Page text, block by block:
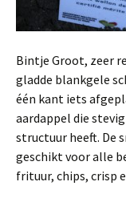
Bintje Groot, zeer
gladde blankgele
één kant iets
aardappel die
structuur heeft. De
geschikt voor alle
frituur, chips, crisp